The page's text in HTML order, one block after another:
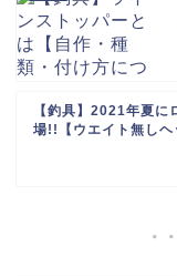
【釣具】2021年夏に
場!!【ウエイト無しヘ